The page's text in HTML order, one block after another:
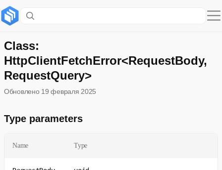
Type parameters
Hierarchy
Table of contents
Constructors
Развернуть
Class:
HttpClientFetchError<RequestBody,
RequestQuery>
Обновлено 19 февраля 2025
Type parameters
Name Type